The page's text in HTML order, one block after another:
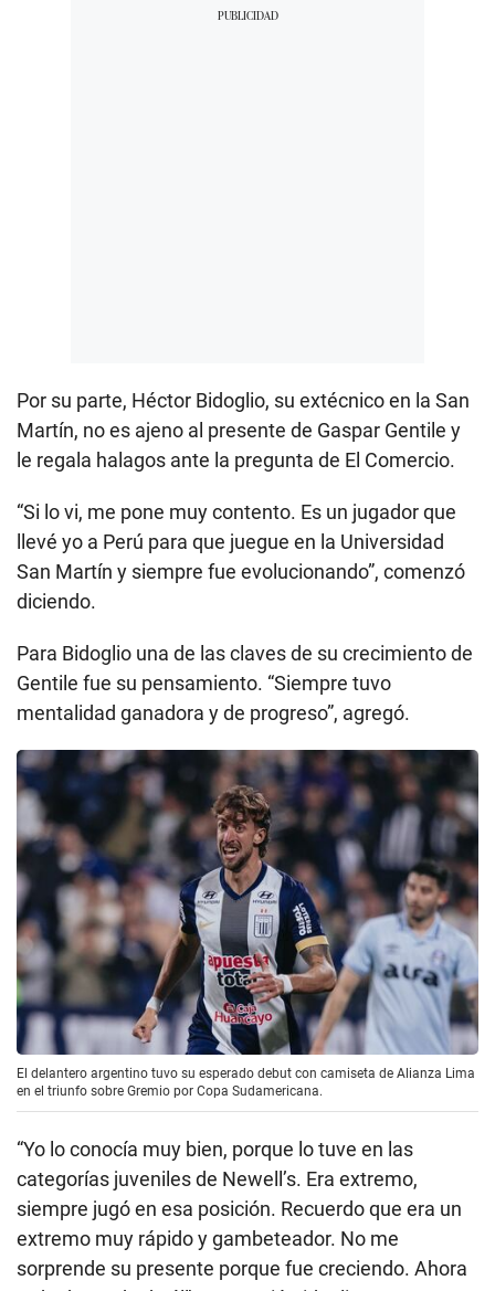
Por su parte, Héctor Bidoglio, su extécnico en la San
Martín, no es ajeno al presente de Gaspar Gentile y
le regala halagos ante la pregunta de El Comercio.
“Si lo vi, me pone muy contento. Es un jugador que
llevé yo a Perú para que juegue en la Universidad
San Martín y siempre fue evolucionando”, comenzó
diciendo.
Para Bidoglio una de las claves de su crecimiento de
Gentile fue su pensamiento. “Siempre tuvo
mentalidad ganadora y de progreso”, agregó.
El delantero argentino tuvo su esperado debut con camiseta de Alianza Lima
en el triunfo sobre Gremio por Copa Sudamericana.
“Yo lo conocía muy bien, porque lo tuve en las
categorías juveniles de Newell’s. Era extremo,
siempre jugó en esa posición. Recuerdo que era un
extremo muy rápido y gambeteador. No me
sorprende su presente porque fue creciendo. Ahora